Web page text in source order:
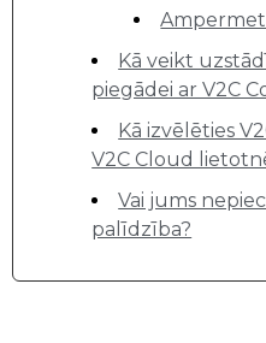
Kā veikt
piegādei ar V2C
Kā izvēlēties
V2C Cloud
Vai jums
palīdzība?